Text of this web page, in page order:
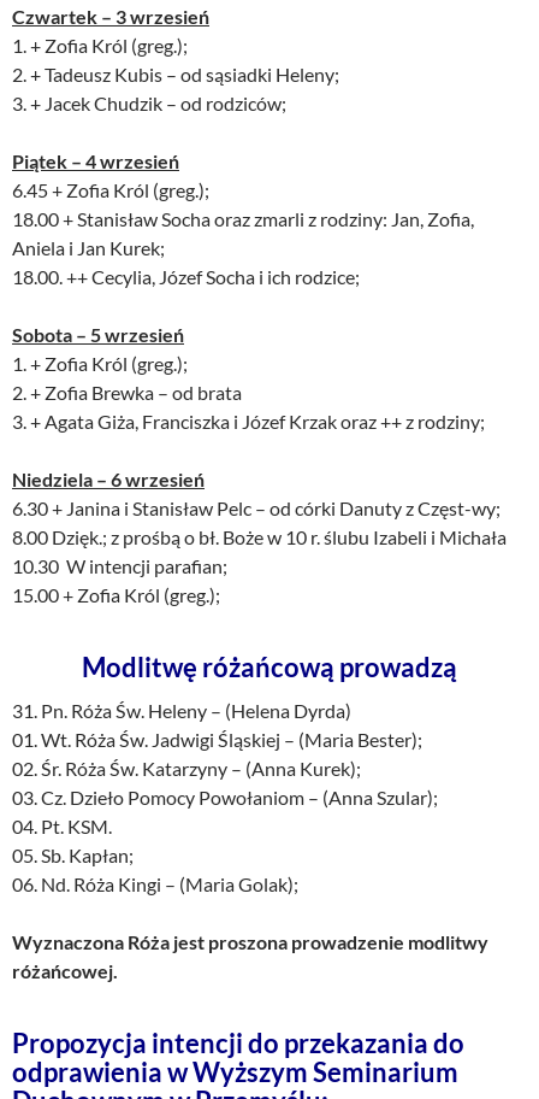
Czwartek – 3 wrzesień
1. + Zofia Król (greg.);
2. + Tadeusz Kubis – od sąsiadki Heleny;
3. + Jacek Chudzik – od rodziców;
Piątek – 4 wrzesień
6.45 + Zofia Król (greg.);
18.00 + Stanisław Socha oraz zmarli z rodziny: Jan, Zofia,
Aniela i Jan Kurek;
18.00. ++ Cecylia, Józef Socha i ich rodzice;
Sobota – 5 wrzesień
1. + Zofia Król (greg.);
2. + Zofia Brewka – od brata
3. + Agata Giża, Franciszka i Józef Krzak oraz ++ z rodziny;
Niedziela – 6 wrzesień
6.30 + Janina i Stanisław Pelc – od córki Danuty z Częst-wy;
8.00 Dzięk.; z prośbą o bł. Boże w 10 r. ślubu Izabeli i Michała
10.30 W intencji parafian;
15.00 + Zofia Król (greg.);
Modlitwę różańcową prowadzą
31. Pn. Róża Św. Heleny – (Helena Dyrda)
01. Wt. Róża Św. Jadwigi Śląskiej – (Maria Bester);
02. Śr. Róża Św. Katarzyny – (Anna Kurek);
03. Cz. Dzieło Pomocy Powołaniom – (Anna Szular);
04. Pt. KSM.
05. Sb. Kapłan;
06. Nd. Róża Kingi – (Maria Golak);
Wyznaczona Róża jest proszona prowadzenie modlitwy
różańcowej.
Propozycja intencji do przekazania do
odprawienia w Wyższym Seminarium